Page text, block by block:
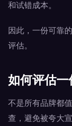
和试错成本。
因此，一份可靠的
评估。
如何评估
不是所有品牌都
查，避免被夸大宣